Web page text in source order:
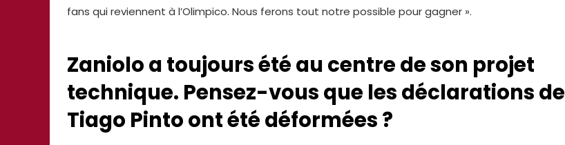
fans qui reviennent à l’Olimpico. Nous ferons tout notre possible pour gagner ».
Zaniolo a toujours été au centre de son projet
technique. Pensez-vous que les déclarations de
Tiago Pinto ont été déformées ?